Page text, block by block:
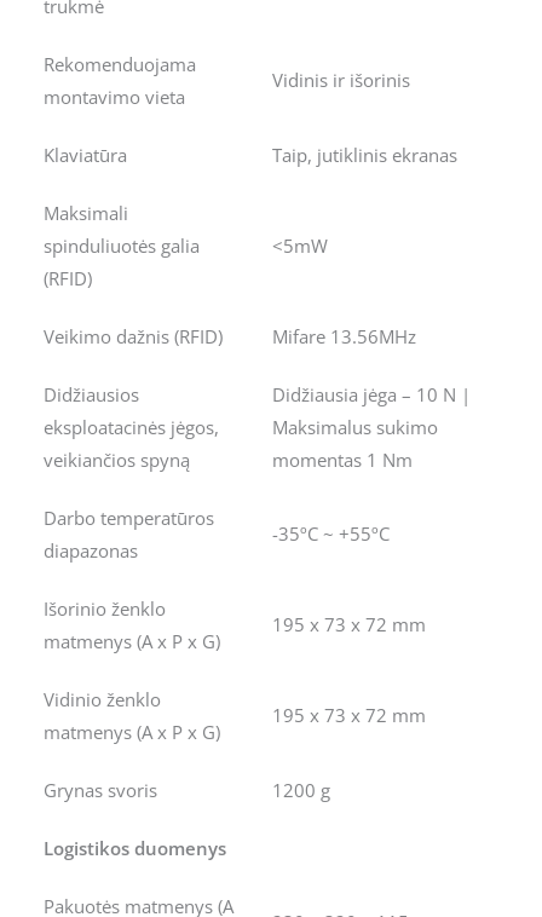
trukmė
Rekomenduojama
montavimo vieta
Vidinis ir išorinis
Klaviatūra Taip, jutiklinis ekranas
Maksimali
spinduliuotės galia
(RFID)
<5mW
Veikimo dažnis (RFID) Mifare 13.56MHz
Didžiausios
eksploatacinės jėgos,
veikiančios spyną
Didžiausia jėga – 10 N |
Maksimalus sukimo
momentas 1 Nm
Darbo temperatūros
diapazonas
-35ºC ~ +55ºC
Išorinio ženklo
matmenys (A x P x G)
195 x 73 x 72 mm
Vidinio ženklo
matmenys (A x P x G)
195 x 73 x 72 mm
Grynas svoris 1200 g
Logistikos duomenys
Pakuotės matmenys (A